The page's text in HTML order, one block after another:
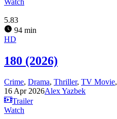
5.83
94 min
HD
180 (2026)
Crime, Drama, Thriller, TV Movie,
16 Apr 2026Alex Yazbek
Trailer
Watch